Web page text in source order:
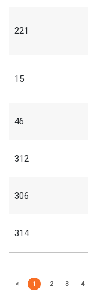
221
15
46
312
306
314
< 1 2 3 4